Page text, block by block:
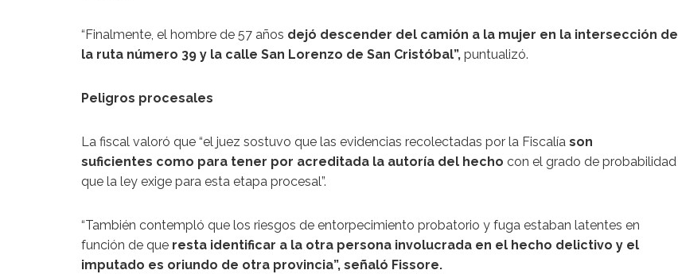
“Finalmente, el hombre de 57 años dejó descender del camión a la mujer en la intersección de
la ruta número 39 y la calle San Lorenzo de San Cristóbal”, puntualizó.
Peligros procesales
La fiscal valoró que “el juez sostuvo que las evidencias recolectadas por la Fiscalía son
suficientes como para tener por acreditada la autoría del hecho con el grado de probabilidad
que la ley exige para esta etapa procesal”.
“También contempló que los riesgos de entorpecimiento probatorio y fuga estaban latentes en
función de que resta identificar a la otra persona involucrada en el hecho delictivo y el
imputado es oriundo de otra provincia”, señaló Fissore.